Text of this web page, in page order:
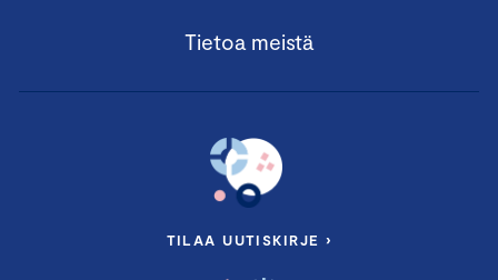
Tietoa meistä
TILAA UUTISKIRJE ›